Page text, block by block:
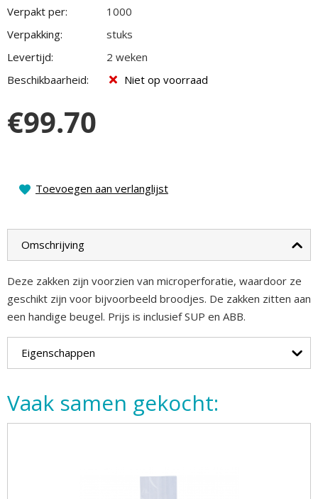
Verpakt per:
1000
Verpakking:
stuks
Levertijd:
2 weken
Beschikbaarheid:
Niet op voorraad
€99.70
Toevoegen aan verlanglijst
Omschrijving
Deze zakken zijn voorzien van microperforatie, waardoor ze
geschikt zijn voor bijvoorbeeld broodjes. De zakken zitten aan
een handige beugel. Prijs is inclusief SUP en ABB.
Eigenschappen
Vaak samen gekocht: